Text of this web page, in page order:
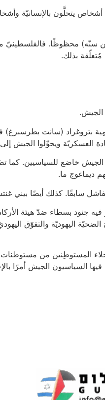
يتحلَّون بالإنسانيّة
المعنيّ بالحدث (والذي يبدو أصغر من
بذلك.
الجيش.
الجيش خاضع للسياسيين.
ديماغوج ما.
سابقًا. كذلك أيضًا بيني
جنود بسطاء ضدّ هيئة
اليهوديّة والتفوّق
أنّ هذا التمرّد غير ممكن. حين استخدم أريئيل شارون
السياسيون الجيش أمرًا